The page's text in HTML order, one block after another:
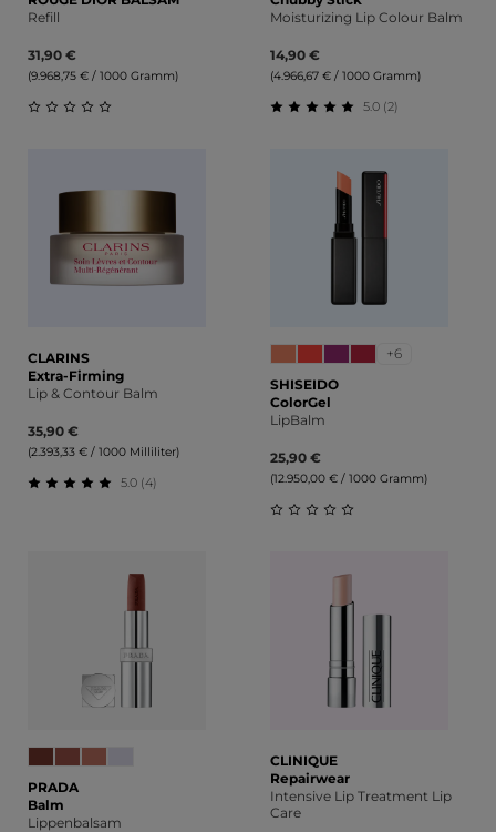
Refill
31,90 €
(9.968,75 € / 1000 Gramm)
Moisturizing Lip Colour Balm
14,90 €
(4.966,67 € / 1000 Gramm)
5.0 (2)
CLARINS
Extra-Firming
Lip & Contour Balm
35,90 €
(2.393,33 € / 1000 Milliliter)
Durchschnittliche Bewertung von 5 von 5 Sternen
5.0 (4)
+6
SHISEIDO
ColorGel
LipBalm
25,90 €
(12.950,00 € / 1000 Gramm)
PRADA
Balm
Lippenbalsam
CLINIQUE
Repairwear
Intensive Lip Treatment Lip
Care